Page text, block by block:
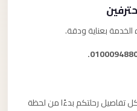
بعناية ودقة.
رحلتكم بدءًا من لحظة